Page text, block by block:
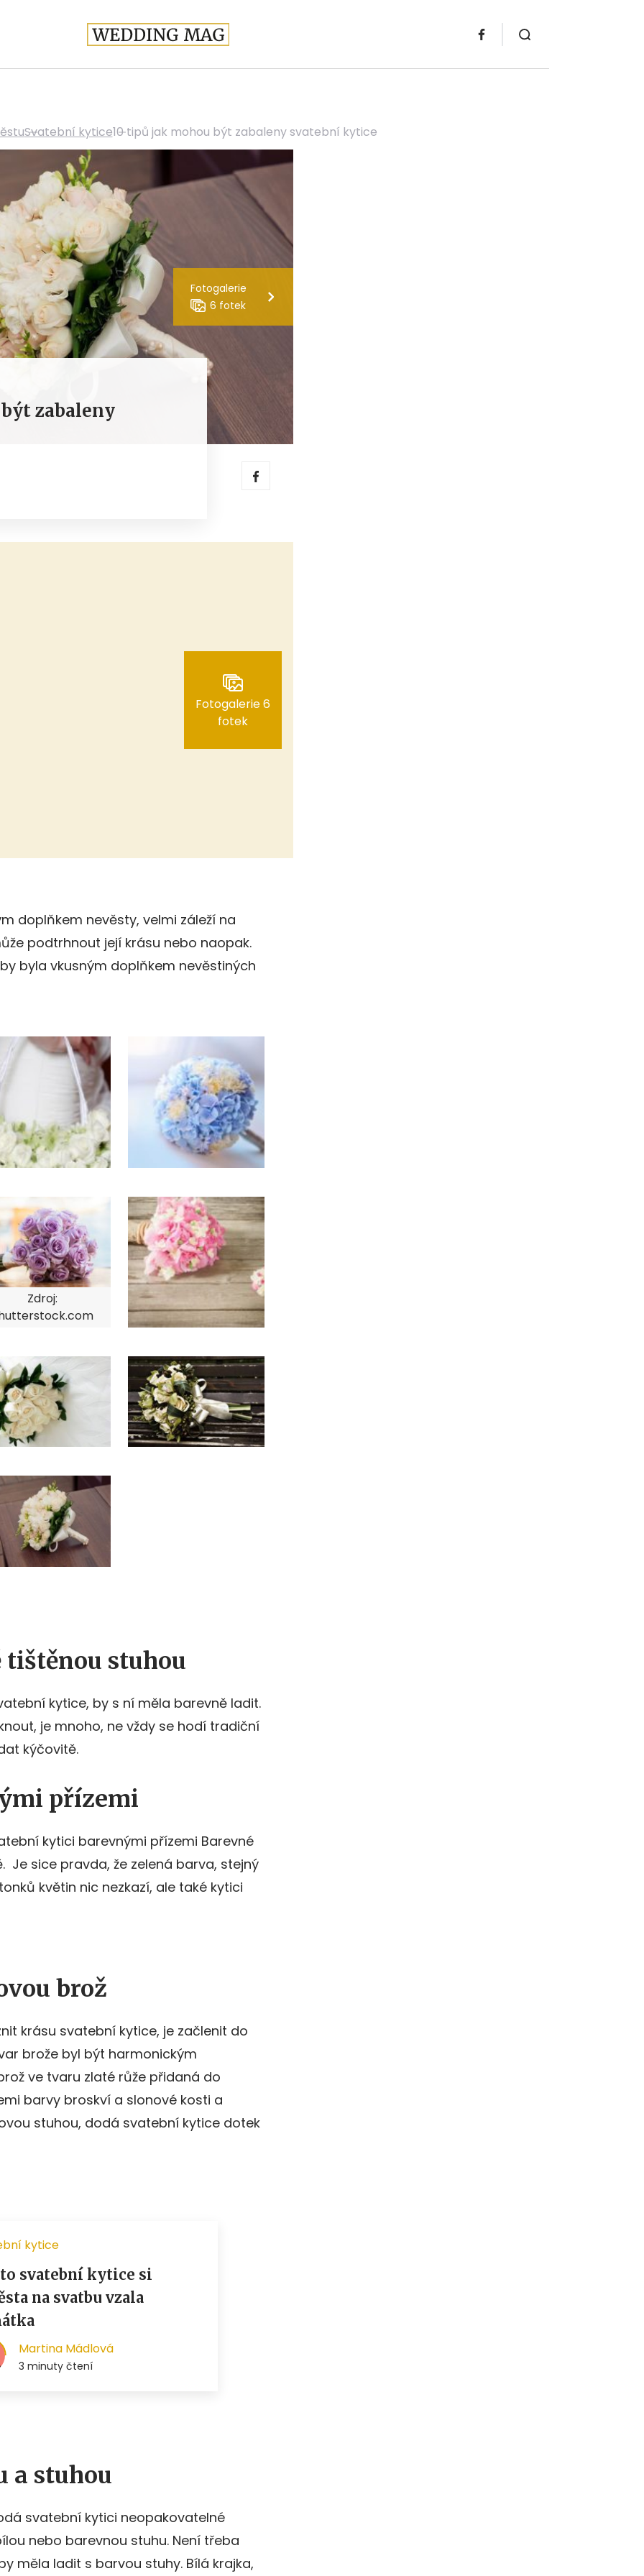
Svatební kytice10 tipů jak mohou být zabaleny svatební kytice
Fotogalerie
6 fotek
zabaleny
Fotogalerie 6
fotek
doplňkem nevěsty, velmi záleží na
podtrhnout její krásu nebo naopak.
byla vkusným doplňkem nevěstiných
Zdroj:
stuhou
kytice, by s ní měla barevně ladit.
je mnoho, ne vždy se hodí tradiční
kýčovitě.
přízemi
kytici barevnými přízemi Barevné
Je sice pravda, že zelená barva, stejný
květin nic nezkazí, ale také kytici
brož
krásu svatební kytice, je začlenit do
brože byl být harmonickým
ve tvaru zlaté růže přidaná do
barvy broskví a slonové kosti a
stuhou, dodá svatební kytice dotek
a stuhou
svatební kytici neopakovatelné
nebo barevnou stuhu. Není třeba
měla ladit s barvou stuhy. Bílá krajka,